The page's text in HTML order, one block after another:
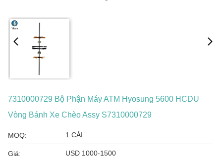
7310000729 Bộ Phận Máy ATM Hyosung 5600 HCDU
Vòng Bánh Xe Chèo Assy S7310000729
MOQ: 1 CÁI
Giá: USD 1000-1500